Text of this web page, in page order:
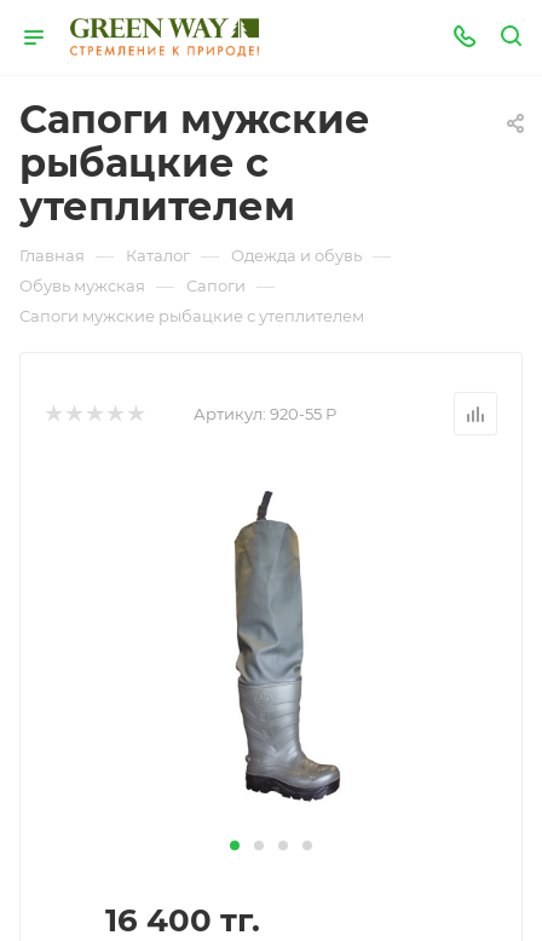
Сапоги мужские
рыбацкие с
утеплителем
Главная — Каталог — Одежда и обувь —
Обувь мужская — Сапоги —
Сапоги мужские рыбацкие с утеплителем
Артикул: 920-55 Р
16 400 тг.